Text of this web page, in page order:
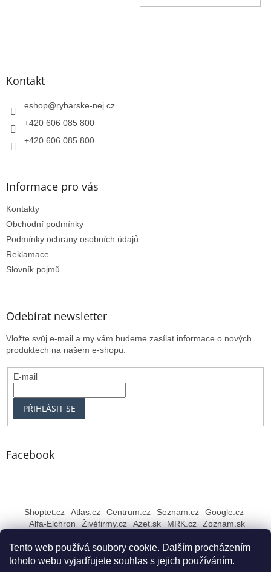
Tento web používá soubory cookie. Dalším procházením
tohoto webu vyjadřujete souhlas s jejich používáním.
Z
Kontakt
eshop@rybarske-nej.cz
+420 606 085 800
+420 606 085 800
Informace pro vás
Kontakty
Obchodní podmínky
Podmínky ochrany osobních údajů
Reklamace
Slovník pojmů
Odebírat newsletter
Vložte svůj e-mail a my vám budeme zasílat informace o nových
produktech na našem e-shopu.
E-mail
PŘIHLÁSIT SE
Facebook
Shoptet.cz Atlas.cz Centrum.cz Seznam.cz
Google.cz
Alfa-Elchron
Živéfirmy.cz Azet.sk MRK.cz Zoznam.sk